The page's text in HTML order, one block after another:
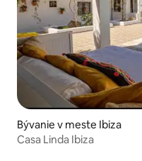
Bývanie v meste Ibiza
Casa Linda Ibiza